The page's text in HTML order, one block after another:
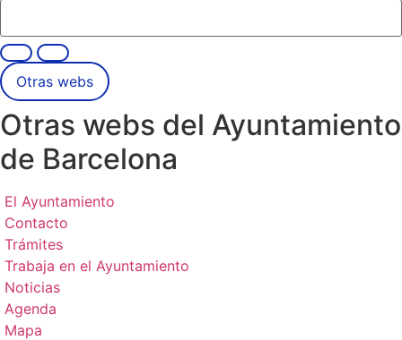
Otras webs
Otras webs del Ayuntamiento
de Barcelona
El Ayuntamiento
Contacto
Trámites
Trabaja en el Ayuntamiento
Noticias
Agenda
Mapa